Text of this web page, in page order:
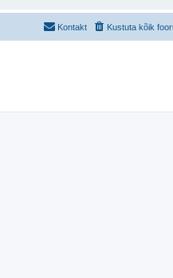
Kustuta kõik
Kontakt